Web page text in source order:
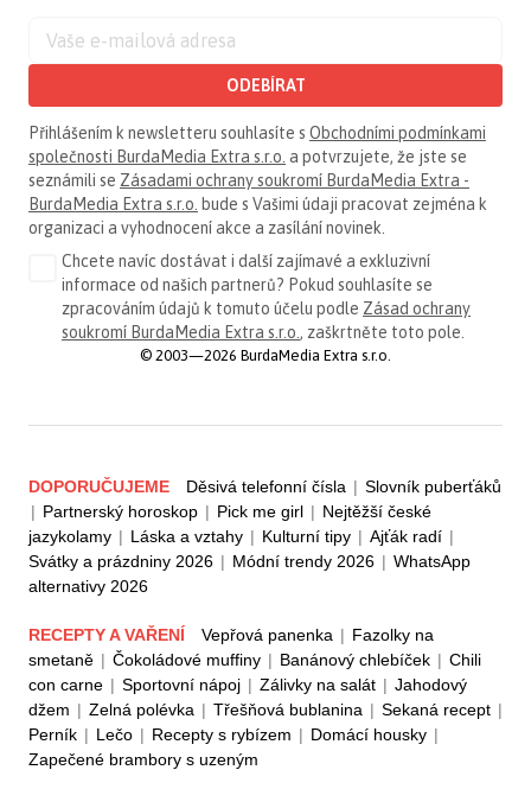
ODEBÍRAT
Přihlášením k newsletteru souhlasíte s Obchodními podmínkami
společnosti BurdaMedia Extra s.r.o. a potvrzujete, že jste se
seznámili se Zásadami ochrany soukromí BurdaMedia Extra -
BurdaMedia Extra s.r.o. bude s Vašimi údaji pracovat zejména k
organizaci a vyhodnocení akce a zasílání novinek.
Chcete navíc dostávat i další zajímavé a exkluzivní
informace od našich partnerů? Pokud souhlasíte se
zpracováním údajů k tomuto účelu podle Zásad ochrany
soukromí BurdaMedia Extra s.r.o., zaškrtněte toto pole.
© 2003—2026 BurdaMedia Extra s.r.o.
DOPORUČUJEME Děsivá telefonní čísla | Slovník puberťáků
| Partnerský horoskop | Pick me girl | Nejtěžší české
jazykolamy | Láska a vztahy | Kulturní tipy | Ajťák radí |
Svátky a prázdniny 2026 | Módní trendy 2026 | WhatsApp
alternativy 2026
RECEPTY A VAŘENÍ Vepřová panenka | Fazolky na
smetaně | Čokoládové muffiny | Banánový chlebíček | Chili
con carne | Sportovní nápoj | Zálivky na salát | Jahodový
džem | Zelná polévka | Třešňová bublanina | Sekaná recept |
Perník | Lečo | Recepty s rybízem | Domácí housky |
Zapečené brambory s uzeným